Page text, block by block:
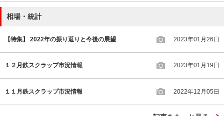
相場・統計
【特集】 2022年の振り返りと今後の展望 2023年01月26日
１２月鉄スクラップ市況情報 2023年01月19日
１１月鉄スクラップ市況情報 2022年12月05日